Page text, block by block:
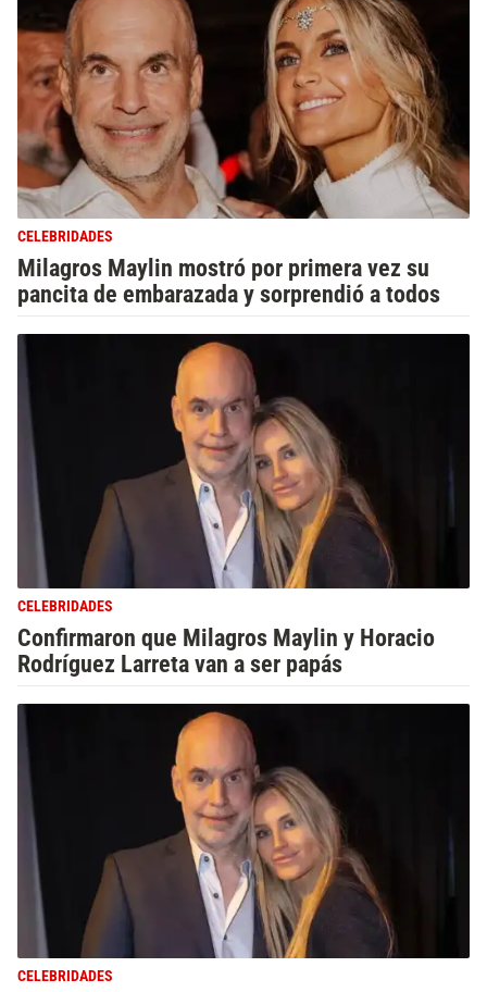
CELEBRIDADES
Milagros Maylin mostró por primera vez su
pancita de embarazada y sorprendió a todos
CELEBRIDADES
Confirmaron que Milagros Maylin y Horacio
Rodríguez Larreta van a ser papás
CELEBRIDADES